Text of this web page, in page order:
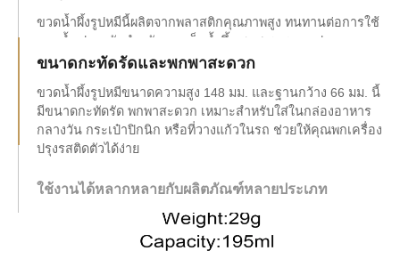
ขนาดกะทัดรัดและพกพาสะดวก
ขวดน้ำผึ้งรูปหมีขนาดความสูง 148 มม. และฐานกว้าง 66 มม. นี้
มีขนาดกะทัดรัด พกพาสะดวก เหมาะสำหรับใส่ในกล่องอาหาร
กลางวัน กระเป๋าปิกนิก หรือที่วางแก้วในรถ ช่วยให้คุณพกเครื่อง
ปรุงรสติดตัวได้ง่าย
ใช้งานได้หลากหลายกับผลิตภัณฑ์หลายประเภท